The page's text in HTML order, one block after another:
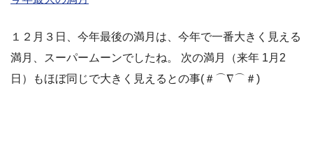
１２月３日、今年最後の満月は、今年で一番大きく見える
満月、スーパームーンでしたね。 次の満月（来年 1月2
日）もほぼ同じで大きく見えるとの事(＃⌒∇⌒＃)ゞ